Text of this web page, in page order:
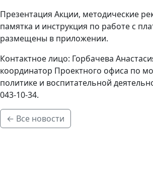
Презентация Акции, методические
памятка и инструкция по работе с
размещены в приложении.
Контактное лицо: Горбачева
координатор Проектного офиса по
политике и воспитательной
043-10-34.
← Все новости